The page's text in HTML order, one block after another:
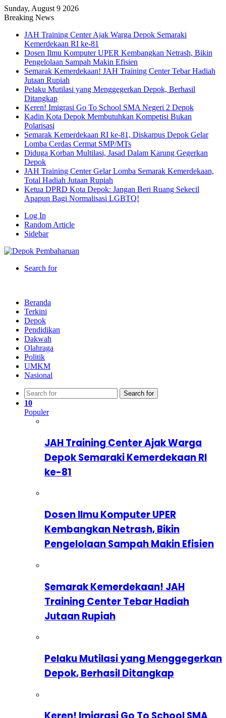
Sunday, August 9 2026
Breaking News
JAH Training Center Ajak Warga Depok Semaraki
Kemerdekaan RI ke-81
Dosen Ilmu Komputer UPER Kembangkan Netrash, Bikin
Pengelolaan Sampah Makin Efisien
Semarak Kemerdekaan! JAH Training Center Tebar Hadiah
Jutaan Rupiah
Pelaku Mutilasi yang Menggegerkan Depok, Berhasil
Ditangkap
Keren! Imigrasi Go To School SMA Negeri 2 Depok
Kadin Kota Depok Membutuhkan Kompetisi Bukan
Polarisasi
Semarak Kemerdekaan RI ke-81, Diskarpus Depok Gelar
Lomba Cerdas Cermat SMP/MTs
Diduga Korban Multilasi, Jasad Dalam Karung Gegerkan
Depok
JAH Training Center Gelar Lomba Semarak Kemerdekaan,
Total Hadiah Jutaan Rupiah
Ketua DPRD Kota Depok: Jangan Beri Ruang Sekecil
Apapun Bagi Normalisasi LGBTQ!
Log In
Random Article
Sidebar
Search for
Beranda
Terkini
Depok
Pendidikan
Dakwah
Olahraga
Politik
UMKM
Nasional
Search for
10
Populer
JAH Training Center Ajak Warga
Depok Semaraki Kemerdekaan RI
ke-81
Dosen Ilmu Komputer UPER
Kembangkan Netrash, Bikin
Pengelolaan Sampah Makin Efisien
Semarak Kemerdekaan! JAH
Training Center Tebar Hadiah
Jutaan Rupiah
Pelaku Mutilasi yang Menggegerkan
Depok, Berhasil Ditangkap